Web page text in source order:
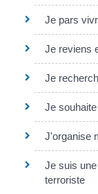
Je pars
Je reviens
Je
Je
J'organise
Je suis
terroriste